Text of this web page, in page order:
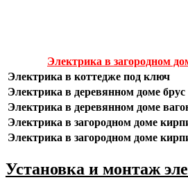
Электрика в загородном
Электрика в коттедже под ключ
Электрика в деревянном доме брус
Электрика в деревянном доме
Электрика в загородном доме
Электрика в загородном доме
Установка и монтаж